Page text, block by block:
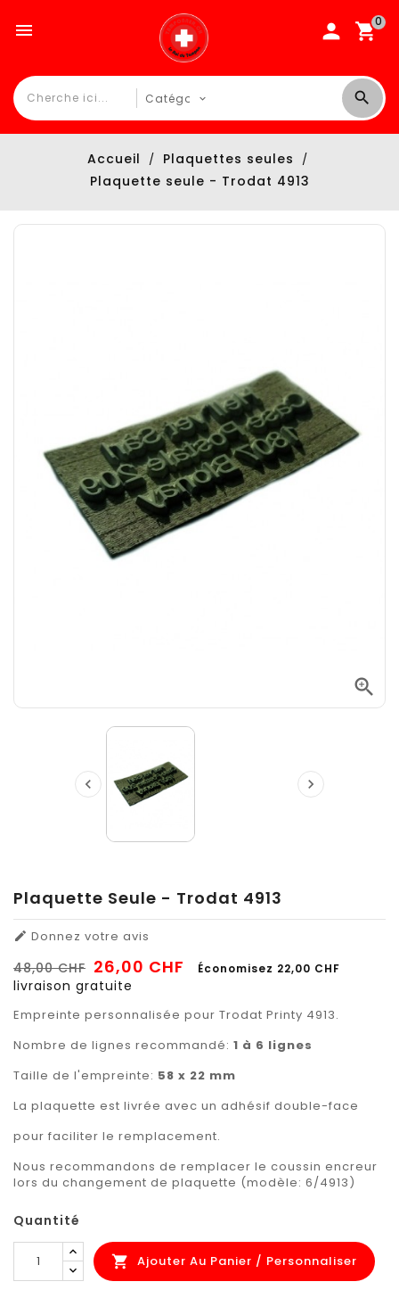
0

Accueil
Plaquettes seules
Plaquette seule - Trodat 4913

 
Plaquette Seule - Trodat 4913
 Donnez votre avis
48,00 CHF 26,00 CHF Économisez 22,00 CHF
livraison gratuite
Empreinte personnalisée pour Trodat Printy 4913.
Nombre de lignes recommandé: 1 à 6 lignes
Taille de l'empreinte: 58 x 22 mm
La plaquette est livrée avec un adhésif double-face
pour faciliter le remplacement.
Nous recommandons de remplacer le coussin encreur
lors du changement de plaquette (modèle: 6/4913)
Quantité
 Ajouter Au Panier / Personnaliser